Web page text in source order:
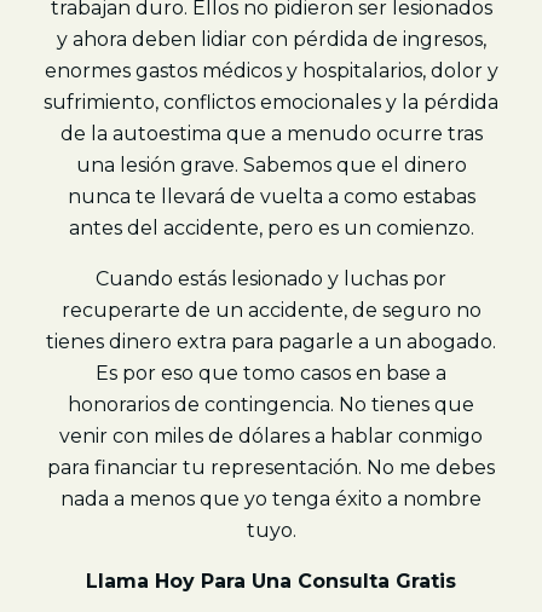
trabajan duro. Ellos no pidieron ser lesionados
y ahora deben lidiar con pérdida de ingresos,
enormes gastos médicos y hospitalarios, dolor y
sufrimiento, conflictos emocionales y la pérdida
de la autoestima que a menudo ocurre tras
una lesión grave. Sabemos que el dinero
nunca te llevará de vuelta a como estabas
antes del accidente, pero es un comienzo.
Cuando estás lesionado y luchas por
recuperarte de un accidente, de seguro no
tienes dinero extra para pagarle a un abogado.
Es por eso que tomo casos en base a
honorarios de contingencia. No tienes que
venir con miles de dólares a hablar conmigo
para financiar tu representación. No me debes
nada a menos que yo tenga éxito a nombre
tuyo.
Llama Hoy Para Una Consulta Gratis